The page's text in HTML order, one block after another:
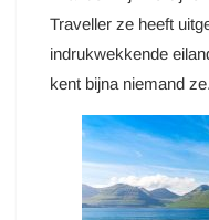
Traveller ze heeft
indrukwekkende
kent bijna niemand ze.